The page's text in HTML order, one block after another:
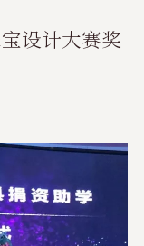
设计大赛奖